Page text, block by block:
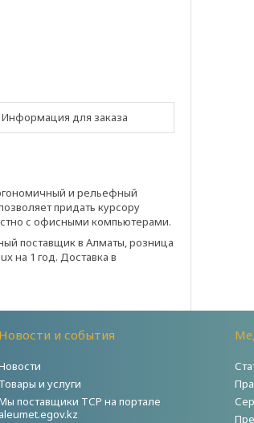
Информация для заказа
и рельефный
придать курсору
с офисными компьютерами.
поставщик в Алматы, розница
на 1 год. Доставка в
Новости и события
Товары и услуги
поставщики ТСР на портале
aleumet.egov.kz